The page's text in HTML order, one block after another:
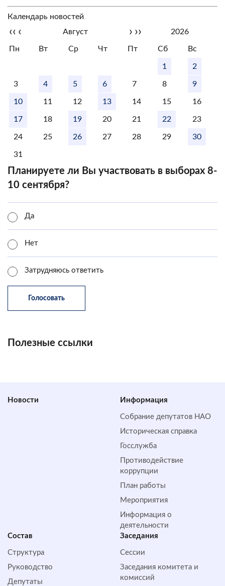
Календарь новостей
‹‹ ‹ Август › ›› 2026
Пн Вт Ср Чт Пт Сб Вс
1 2
3 4 5 6 7 8 9
10 11 12 13 14 15 16
17 18 19 20 21 22 23
24 25 26 27 28 29 30
31
Планируете ли Вы участвовать в выборах 8-
10 сентября?
Да
Нет
Затрудняюсь ответить
Полезные ссылки
Новости Информация
Собрание депутатов НАО
Историческая справка
Госслужба
Противодействие
коррупции
План работы
Мероприятия
Информация о
деятельности
Состав
Структура
Руководство
Депутаты
Заседания
Сессии
Заседания комитета и
комиссий